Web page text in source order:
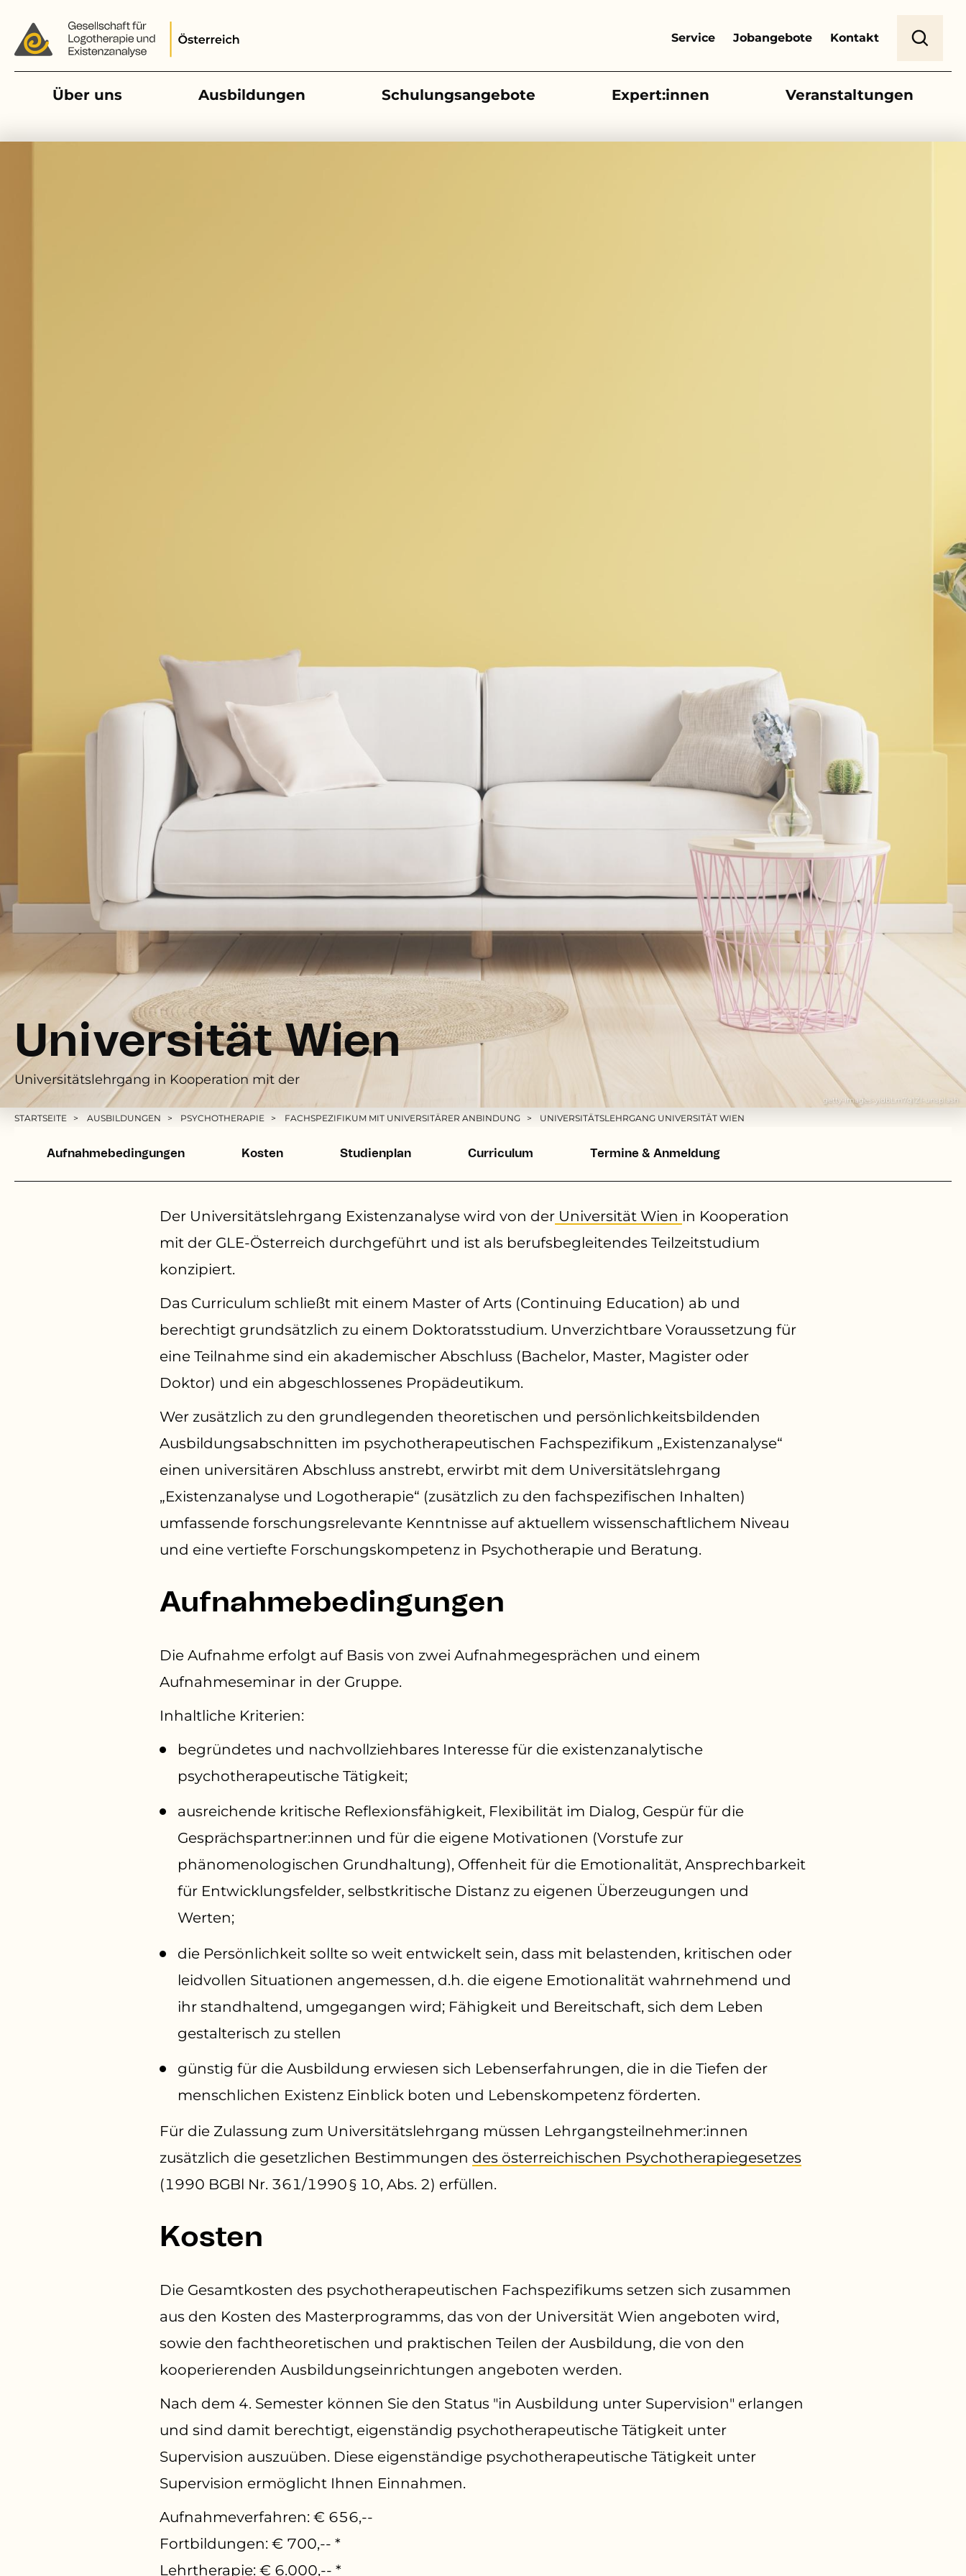
Service Jobangebote Kontakt
Über uns Ausbildungen Schulungsangebote Expert:innen Veranstaltungen
getty-images-yidbLm7q1ZI-unsplash
dummy caption text
Universität Wien
Universitätslehrgang in Kooperation mit der
STARTSEITE AUSBILDUNGEN PSYCHOTHERAPIE FACHSPEZIFIKUM MIT UNIVERSITÄRER ANBINDUNG UNIVERSITÄTSLEHRGANG UNIVERSITÄT WIEN
Aufnahmebedingungen Kosten Studienplan Curriculum Termine & Anmeldung
Der Universitätslehrgang Existenzanalyse wird von der Universität Wien in Kooperation
mit der GLE-Österreich durchgeführt und ist als berufsbegleitendes Teilzeitstudium
konzipiert.
Das Curriculum schließt mit einem Master ofArts (Continuing Education) ab und
berechtigt grundsätzlich zu einem Doktoratsstudium. Unverzichtbare Voraussetzung für
eine Teilnahme sind ein akademischer Abschluss (Bachelor, Master, Magister oder
Doktor) und ein abgeschlossenes Propädeutikum.
Wer zusätzlich zu den grundlegenden theoretischen und persönlichkeitsbildenden
Ausbildungsabschnitten im psychotherapeutischen Fachspezifikum „Existenzanalyse“
einen universitären Abschluss anstrebt, erwirbt mit dem Universitätslehrgang
„Existenzanalyse und Logotherapie“ (zusätzlich zu den fachspezifischen Inhalten)
umfassende forschungsrelevante Kenntnisse auf aktuellem wissenschaftlichem Niveau
und eine vertiefte Forschungskompetenz in Psychotherapie und Beratung.
Aufnahmebedingungen
Die Aufnahme erfolgt auf Basis von zwei Aufnahmegesprächen und einem
Aufnahmeseminar in der Gruppe.
Inhaltliche Kriterien:
begründetes und nachvollziehbares Interesse für die existenzanalytische
psychotherapeutische Tätigkeit;
ausreichende kritische Reflexionsfähigkeit, Flexibilität im Dialog, Gespür für die
Gesprächspartner:innen und für die eigene Motivationen (Vorstufe zur
phänomenologischen Grundhaltung), Offenheit für die Emotionalität, Ansprechbarkeit
für Entwicklungsfelder, selbstkritische Distanz zu eigenen Überzeugungen und
Werten;
die Persönlichkeit sollte so weit entwickelt sein, dass mit belastenden, kritischen oder
leidvollen Situationen angemessen, d.h. die eigene Emotionalität wahrnehmend und
ihr standhaltend, umgegangen wird; Fähigkeit und Bereitschaft, sich dem Leben
gestalterisch zu stellen
günstig für die Ausbildung erwiesen sich Lebenserfahrungen, die in die Tiefen der
menschlichen Existenz Einblick boten und Lebenskompetenz förderten.
Für die Zulassung zum Universitätslehrgang müssen Lehrgangsteilnehmer:innen
zusätzlich die gesetzlichen Bestimmungen des österreichischen Psychotherapiegesetzes
(1990 BGBl Nr. 361/1990 § 10, Abs. 2) erfüllen.
Kosten
Die Gesamtkosten des psychotherapeutischen Fachspezifikums setzen sich zusammen
aus den Kosten des Masterprogramms, das von der Universität Wien angeboten wird,
sowie den fachtheoretischen und praktischen Teilen der Ausbildung, die von den
kooperierenden Ausbildungseinrichtungen angeboten werden.
Nach dem 4. Semester können Sie den Status "in Ausbildung unter Supervision" erlangen
und sind damit berechtigt, eigenständig psychotherapeutische Tätigkeit unter
Supervision auszuüben. Diese eigenständige psychotherapeutische Tätigkeit unter
Supervision ermöglicht Ihnen Einnahmen.
Aufnahmeverfahren: € 656,--
Fortbildungen: € 700,-- *
Lehrtherapie: € 6.000,-- *